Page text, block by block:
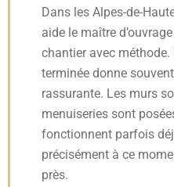
Dans les Alpes-de-
aide le maître
chantier avec
terminée donne
rassurante. Les murs
menuiseries sont
fonctionnent parfois
précisément à ce
près.